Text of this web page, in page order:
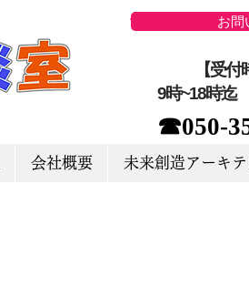
お問
☎050-
【受付
9時~18時迄
会社概要 未来創造アーキ